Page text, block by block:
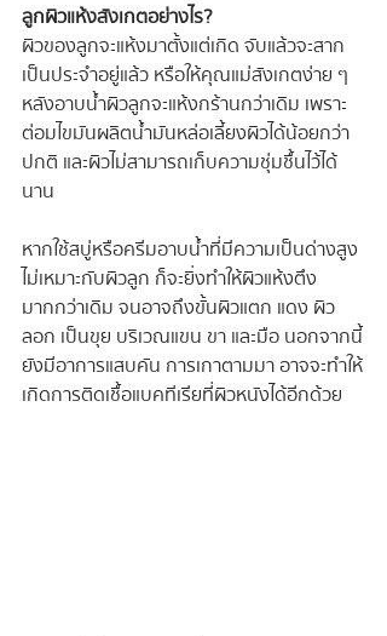
ลูกผิวแห้งสังเกตอย่างไร?
ผิวของลูกจะแห้งมาตั้งแต่เกิด จับแล้วจะสาก
เป็นประจำอยู่แล้ว หรือให้คุณแม่สังเกตง่าย ๆ
หลังอาบน้ำผิวลูกจะแห้งกร้านกว่าเดิม เพราะ
ต่อมไขมันผลิตน้ำมันหล่อเลี้ยงผิวได้น้อยกว่า
ปกติ และผิวไม่สามารถเก็บความชุ่มชื้นไว้ได้
นาน
หากใช้สบู่หรือครีมอาบน้ำที่มีความเป็นด่างสูง
ไม่เหมาะกับผิวลูก ก็จะยิ่งทำให้ผิวแห้งตึง
มากกว่าเดิม จนอาจถึงขั้นผิวแตก แดง ผิว
ลอก เป็นขุย บริเวณแขน ขา และมือ นอกจากนี้
ยังมีอาการแสบคัน การเกาตามมา อาจจะทำให้
เกิดการติดเชื้อแบคทีเรียที่ผิวหนังได้อีกด้วย